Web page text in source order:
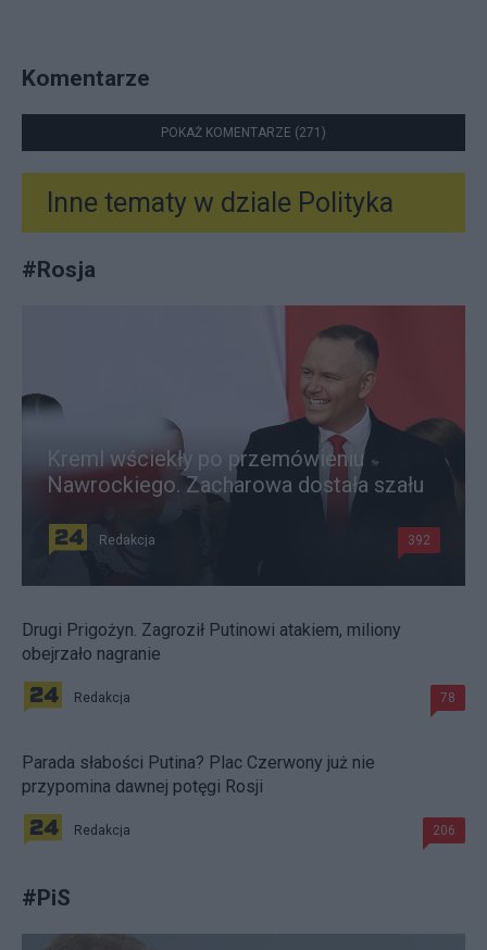
Komentarze
POKAŻ KOMENTARZE (271)
Inne tematy w dziale Polityka
#Rosja
Kreml wściekły po przemówieniu
Nawrockiego. Zacharowa dostała szału
Redakcja 392
Drugi Prigożyn. Zagroził Putinowi atakiem, miliony
obejrzało nagranie
Redakcja 78
Parada słabości Putina? Plac Czerwony już nie
przypomina dawnej potęgi Rosji
Redakcja 206
#PiS